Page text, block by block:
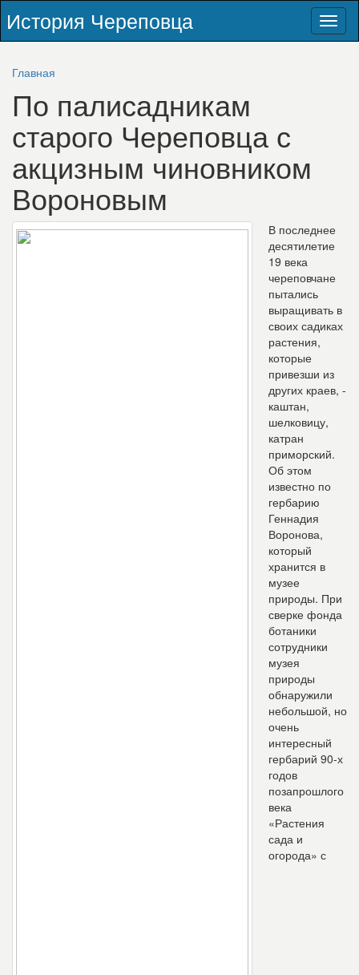
История Череповца
Главная
По палисадникам
старого Череповца с
акцизным чиновником
Вороновым
В последнее
десятилетие
19 века
череповчане
пытались
выращивать в
своих садиках
растения,
которые
привезши из
других краев, -
каштан,
шелковицу,
катран
приморский.
Об этом
известно по
гербарию
Геннадия
Воронова,
который
хранится в
музее
природы. При
сверке фонда
ботаники
сотрудники
музея
природы
обнаружили
небольшой, но
очень
интересный
гербарий 90-х
годов
позапрошлого
века
«Растения
сада и
огорода» с